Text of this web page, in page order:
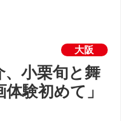
大阪
、小栗旬と舞
験初めて」